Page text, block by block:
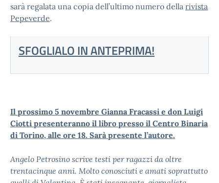
sarà regalata una copia dell’ultimo numero della rivista
Pepeverde.
SFOGLIALO IN ANTEPRIMA!
Il prossimo 5 novembre Gianna Fracassi e don Luigi
Ciotti presenteranno il libro presso il Centro Binaria
di Torino, alle ore 18. Sarà presente l’autore.
Angelo Petrosino scrive testi per ragazzi da oltre
trentacinque anni. Molto conosciuti e amati soprattutto